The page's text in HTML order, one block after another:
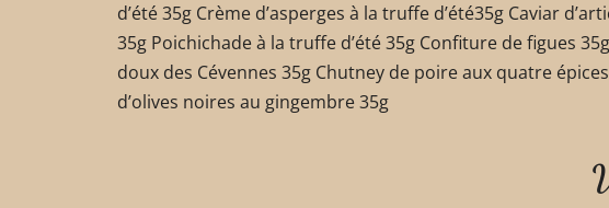
d’été 35g Crème d’asperges à la truffe d’été35g Caviar
35g Poichichade à la truffe d’été 35g Confiture de figues
doux des Cévennes 35g Chutney de poire aux quatre
d’olives noires au gingembre 35g